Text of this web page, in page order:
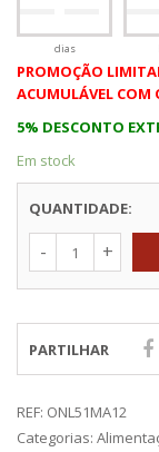
0
dias
PROMOÇÃO
ACUMULÁVEL COM
5% DESCONTO
Em stock
QUANTIDADE:
PARTILHAR
REF: ONL51MA12
Categorias: